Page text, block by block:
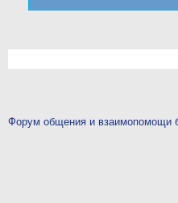
Форум общения и взаимопомощи